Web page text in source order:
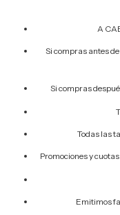
A
Si compras antes
Si compras
Todas las
Promociones y
Emitimos